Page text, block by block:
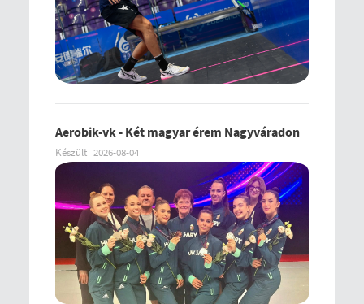
Aerobik-vk - Két magyar érem Nagyváradon
Készült 2026-08-04